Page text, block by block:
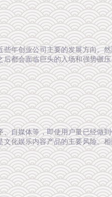
年创业公司主要的发展方向。
都会面临巨头的入场和强势碾
自媒体等，即使用户量已经做
化娱乐内容产品的主要风险。